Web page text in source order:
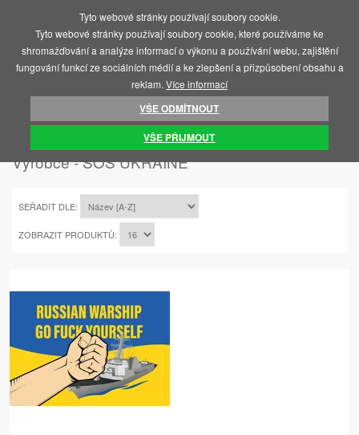
ÚVOD SOS UKRAINE
Výrobce - SOS UKRAINE
SEŘADIT DLE:
ZOBRAZIT PRODUKTŮ:
Tyto webové stránky používají soubory cookie.
Tyto webové stránky používají soubory cookie, které používáme ke
shromažďování a analýze informací o výkonu a používání webu, zajištění
fungování funkcí ze sociálních médií a ke zlepšení a přizpůsobení obsahu a
reklam. Více informací
VŠE ODMÍTNOUT
VŠE PŘIJMOUT